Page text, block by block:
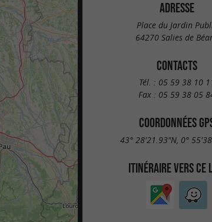
ADRESSE
Place du Jardin
64270 Salies de
CONTACTS
Tél. : 05 59 38 10
Fax : 05 59 38 05
COORDONNÉES
43° 28'21.93"N, 0°
ITINÉRAIRE VERS CE